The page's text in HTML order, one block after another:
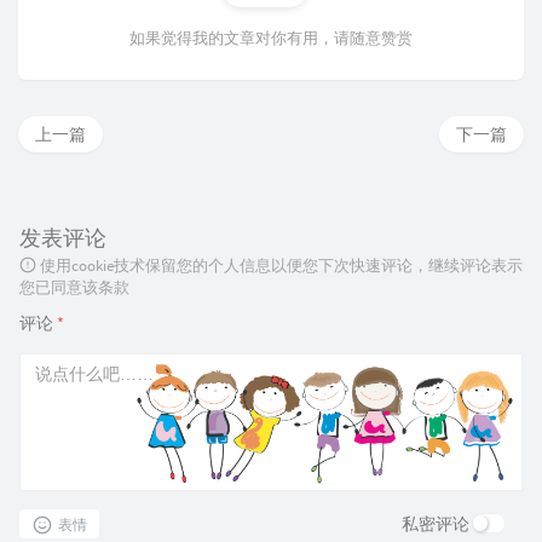
如果觉得我的文章对你有用，请随意赞赏
下一篇
上一篇
发表评论
使用cookie技术保留您的个人信息以便您下次快速评论，继续评论表示
您已同意该条款
评论 *
表情 私密评论